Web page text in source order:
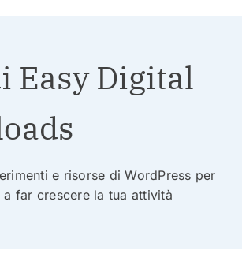
Easy Digital
e risorse di WordPress per
a far crescere la tua attività